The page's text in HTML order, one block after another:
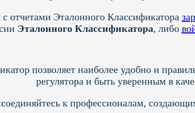
отчетами Эталонного Классификатора
Эталонного Классификатора, либо
позволяет наиболее удобно и
регулятора и быть уверенным в
к профессионалам,